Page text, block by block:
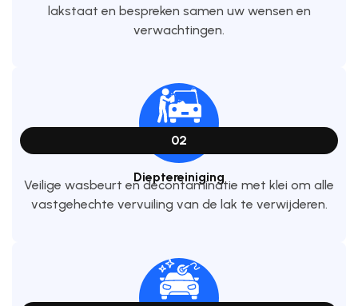
lakstaat en bespreken samen uw wensen en
verwachtingen.
02
Dieptereiniging
Veilige wasbeurt en decontaminatie met klei om alle
vastgehechte vervuiling van de lak te verwijderen.